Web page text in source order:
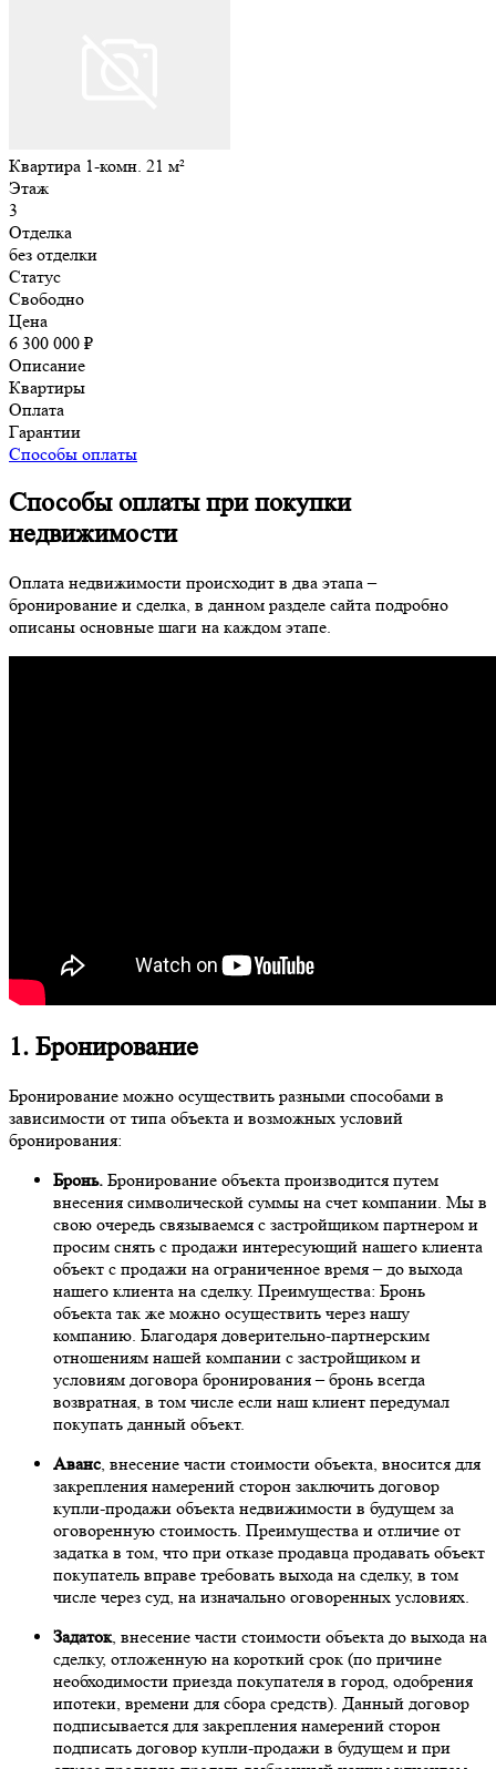
Квартира 1-комн. 21 м²
Этаж
3
Отделка
без отделки
Статус
Свободно
Цена
6 300 000 ₽
Описание
Квартиры
Оплата
Гарантии
Способы оплаты
Способы оплаты при покупки
недвижимости
Оплата недвижимости происходит в два этапа –
бронирование и сделка, в данном разделе сайта подробно
описаны основные шаги на каждом этапе.
1. Бронирование
Бронирование можно осуществить разными способами в
зависимости от типа объекта и возможных условий
бронирования:
Бронь. Бронирование объекта производится путем
внесения символической суммы на счет компании. Мы в
свою очередь связываемся с застройщиком партнером и
просим снять с продажи интересующий нашего клиента
объект с продажи на ограниченное время – до выхода
нашего клиента на сделку. Преимущества: Бронь
объекта так же можно осуществить через нашу
компанию. Благодаря доверительно-партнерским
отношениям нашей компании с застройщиком и
условиям договора бронирования – бронь всегда
возвратная, в том числе если наш клиент передумал
покупать данный объект.
Аванс, внесение части стоимости объекта, вносится для
закрепления намерений сторон заключить договор
купли-продажи объекта недвижимости в будущем за
оговоренную стоимость. Преимущества и отличие от
задатка в том, что при отказе продавца продавать объект
покупатель вправе требовать выхода на сделку, в том
числе через суд, на изначально оговоренных условиях.
Задаток, внесение части стоимости объекта до выхода на
сделку, отложенную на короткий срок (по причине
необходимости приезда покупателя в город, одобрения
ипотеки, времени для сбора средств). Данный договор
подписывается для закрепления намерений сторон
подписать договор купли-продажи в будущем и при